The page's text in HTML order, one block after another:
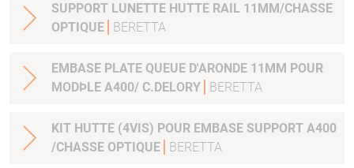
SUPPORT LUNETTE HUTTE RAIL 11MM/CHASSE
OPTIQUE
BERETTA
EMBASE PLATE QUEUE D'ARONDE 11MM POUR
MODÞLE A400/ C.DELORY
BERETTA
KIT HUTTE (4VIS) POUR EMBASE SUPPORT A400
/CHASSE OPTIQUE
BERETTA